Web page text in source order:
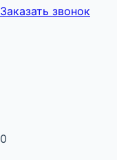
Заказать звонок
0